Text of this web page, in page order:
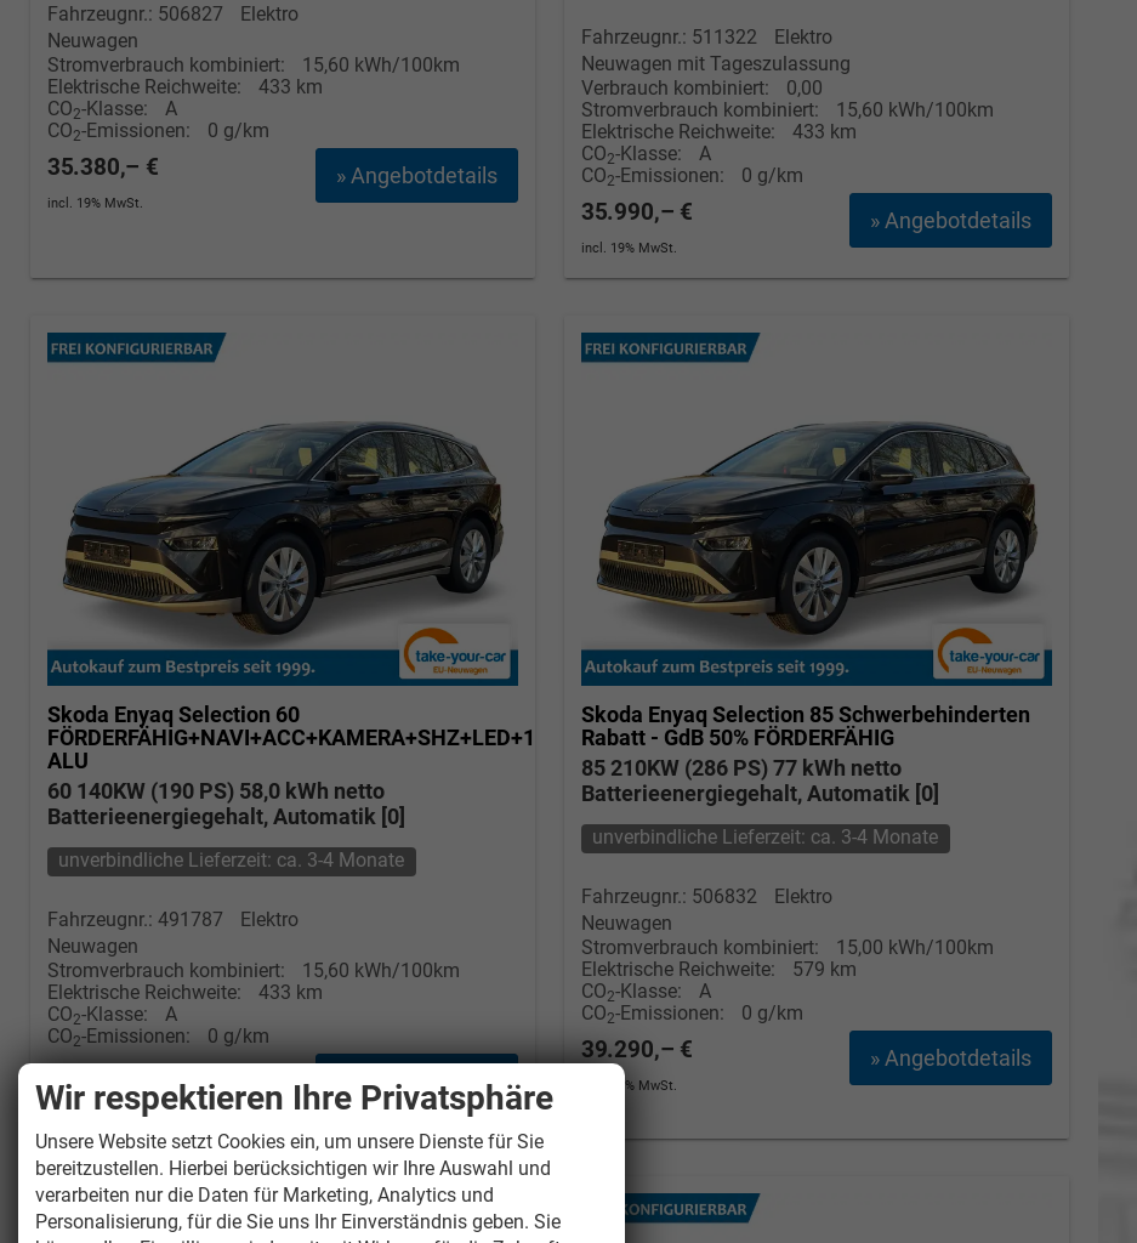
Fahrzeugnr.: 506827
Elektro
Neuwagen
Stromverbrauch kombiniert:
15,60 kWh/100km
Elektrische Reichweite:
433 km
CO2-Klasse:
A
CO2-Emissionen: 0 g/km
» Angebotdetails
35.380,– €
incl. 19% MwSt.
Fahrzeugnr.: 511322
Elektro
Neuwagen mit Tageszulassung
Verbrauch kombiniert:
0,00
Stromverbrauch kombiniert:
15,60 kWh/100km
Elektrische Reichweite:
433 km
CO2-Klasse:
A
CO2-Emissionen: 0 g/km
» Angebotdetails
35.990,– €
incl. 19% MwSt.
Skoda Enyaq Selection 60
FÖRDERFÄHIG+NAVI+ACC+KAMERA+SHZ+LED+19"
ALU
60 140KW (190 PS) 58,0 kWh netto
Batterieenergiegehalt, Automatik [0]
unverbindliche Lieferzeit: ca. 3-4 Monate
Fahrzeugnr.: 491787
Elektro
Neuwagen
Stromverbrauch kombiniert:
15,60 kWh/100km
Elektrische Reichweite:
433 km
CO2-Klasse:
A
CO2-Emissionen: 0 g/km
» Angebotdetails
38.190,– €
incl. 19% MwSt.
Skoda Enyaq Selection 85 Schwerbehinderten
Rabatt - GdB 50% FÖRDERFÄHIG
85 210KW (286 PS) 77 kWh netto
Batterieenergiegehalt, Automatik [0]
unverbindliche Lieferzeit: ca. 3-4 Monate
Fahrzeugnr.: 506832
Elektro
Neuwagen
Stromverbrauch kombiniert:
15,00 kWh/100km
Elektrische Reichweite:
579 km
CO2-Klasse:
A
CO2-Emissionen: 0 g/km
» Angebotdetails
39.290,– €
incl. 19% MwSt.
Wir respektieren Ihre Privatsphäre
Unsere Website setzt Cookies ein, um unsere Dienste für Sie
bereitzustellen. Hierbei berücksichtigen wir Ihre Auswahl und
verarbeiten nur die Daten für Marketing, Analytics und
Personalisierung, für die Sie uns Ihr Einverständnis geben. Sie